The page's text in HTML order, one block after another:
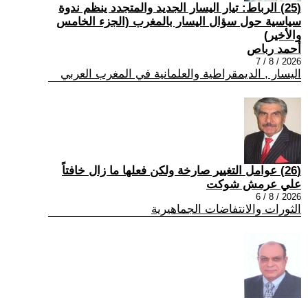
(25) الرباط: تيار اليسار الجديد والمتجدد ينظم ندوة
سياسية حول سؤال اليسار بالمغرب (الجزء الخامس
والأخير)
أحمد رباص
2026 / 8 / 7
اليسار , الديمقراطية والعلمانية في المغرب العربي
(26) عوامل التغيير صارخة ولكن فعلها ما زال خافتاً
علي عرمش شوكت
2026 / 8 / 6
الثورات والانتفاضات الجماهيرية